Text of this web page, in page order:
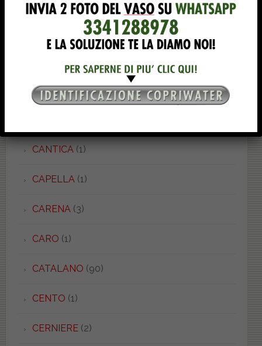
(5)
CANOVA MONO(1)
CANTICA (1)
CAPELLA (1)
CARENA (3)
CARO (1)
CATALANO (90)
CENTO (1)
CERNIERE(2)